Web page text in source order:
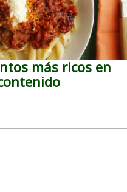
más ricos en